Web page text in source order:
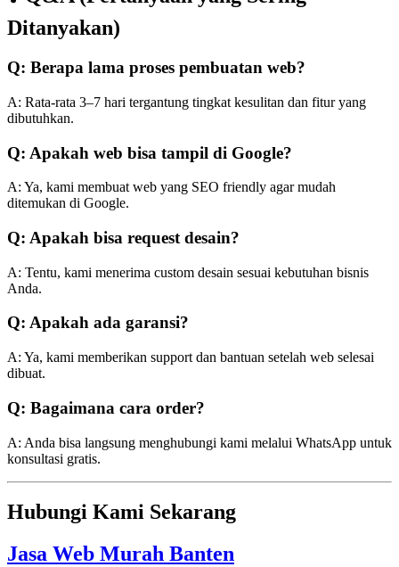
Ditanyakan)
Q: Berapa lama proses pembuatan web?
A: Rata-rata 3–7 hari tergantung tingkat kesulitan dan fitur yang
dibutuhkan.
Q: Apakah web bisa tampil di Google?
A: Ya, kami membuat web yang SEO friendly agar mudah
ditemukan di Google.
Q: Apakah bisa request desain?
A: Tentu, kami menerima custom desain sesuai kebutuhan bisnis
Anda.
Q: Apakah ada garansi?
A: Ya, kami memberikan support dan bantuan setelah web selesai
dibuat.
Q: Bagaimana cara order?
A: Anda bisa langsung menghubungi kami melalui WhatsApp untuk
konsultasi gratis.
Hubungi Kami Sekarang
Jasa Web Murah Banten